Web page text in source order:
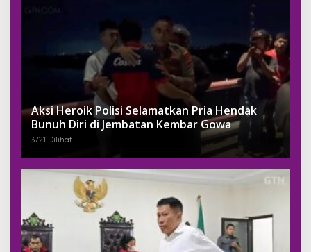
Aksi Heroik Polisi Selamatkan Pria Hendak
Bunuh Diri di Jembatan Kembar Gowa
3721 Dilihat